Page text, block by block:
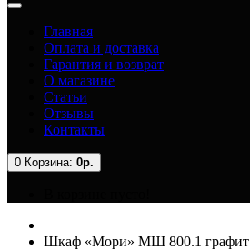
Главная
Оплата и доставка
Гарантия и возврат
О магазине
Статьи
Отзывы
Контакты
0 Корзина: 0р.
Шкаф «Мори» МШ 800.1 графит